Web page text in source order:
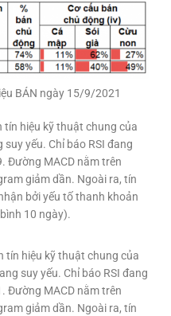
BÁN ngày 15/9/2021
tín hiệu kỹ thuật chung của
yếu. Chỉ báo RSI đang
Đường MACD nằm trên
giảm dần. Ngoài ra, tín
bởi yếu tố thanh khoản
10 ngày).
tín hiệu kỹ thuật chung của
suy yếu. Chỉ báo RSI đang
Đường MACD nằm trên
giảm dần. Ngoài ra, tín